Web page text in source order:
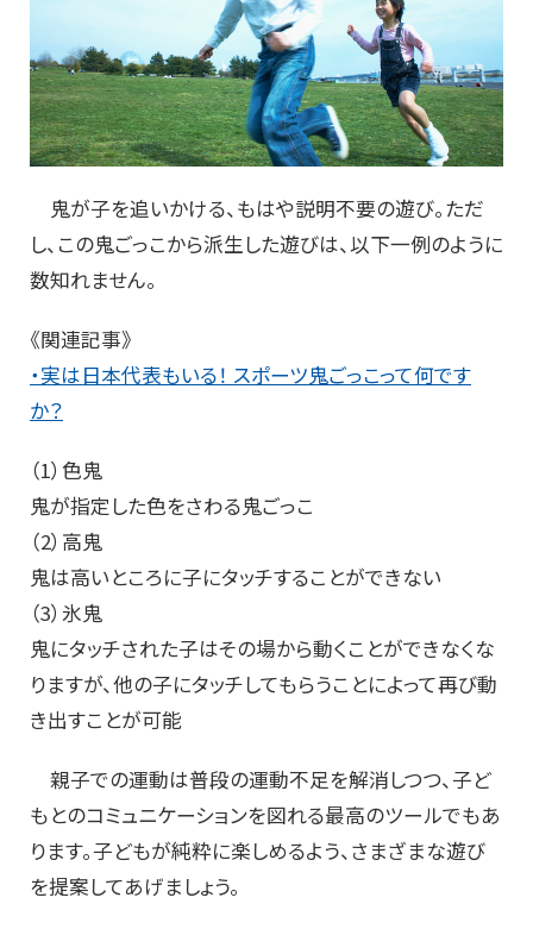
鬼が子を追いかける、もはや説明不要の遊び。ただ
し、この鬼ごっこから派生した遊びは、以下一例のように
数知れません。
《関連記事》
・実は日本代表もいる！ スポーツ鬼ごっこって何です
か？
（1）色鬼
鬼が指定した色をさわる鬼ごっこ
（2）高鬼
鬼は高いところに子にタッチすることができない
（3）氷鬼
鬼にタッチされた子はその場から動くことができなくな
りますが、他の子にタッチしてもらうことによって再び動
き出すことが可能
親子での運動は普段の運動不足を解消しつつ、子ど
もとのコミュニケーションを図れる最高のツールでもあ
ります。子どもが純粋に楽しめるよう、さまざまな遊び
を提案してあげましょう。